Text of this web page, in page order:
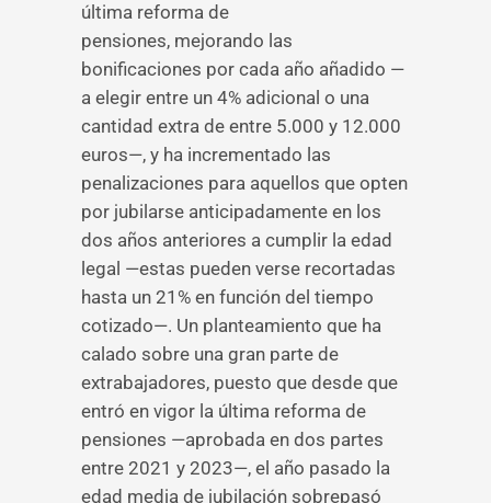
última reforma de
pensiones, mejorando las
bonificaciones por cada año añadido —
a elegir entre un 4% adicional o una
cantidad extra de entre 5.000 y 12.000
euros—, y ha incrementado las
penalizaciones para aquellos que opten
por jubilarse anticipadamente en los
dos años anteriores a cumplir la edad
legal —estas pueden verse recortadas
hasta un 21% en función del tiempo
cotizado—. Un planteamiento que ha
calado sobre una gran parte de
extrabajadores, puesto que desde que
entró en vigor la última reforma de
pensiones —aprobada en dos partes
entre 2021 y 2023—, el año pasado la
edad media de jubilación sobrepasó